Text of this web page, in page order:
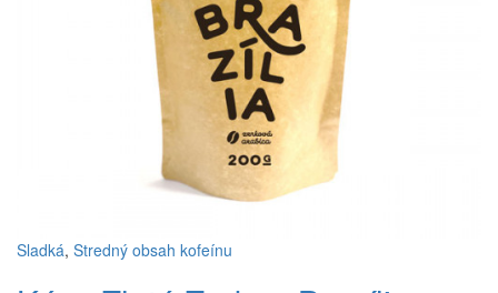
Sladká, Stredný obsah kofeínu